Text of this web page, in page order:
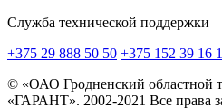
Служба технической поддержки
+375 29 888 50 50 +375 152 39 16
© «ОАО Гродненский областной
«ГАРАНТ». 2002-2021 Все права